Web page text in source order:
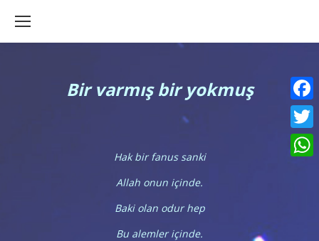
Bir varmış bir yokmuş
Hak bir fanus sanki
Allah onun içinde.
Baki olan odur hep
Bu alemler içinde.